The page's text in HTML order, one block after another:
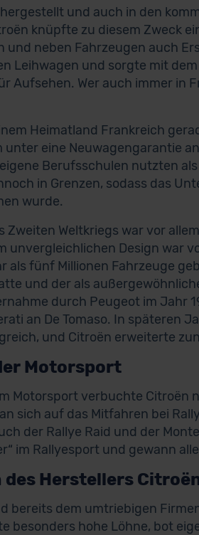
und auch in den
knüpfte zu diesem Zweck
und neben Fahrzeugen auch
Leihwagen und sorgte mit
Aufsehen. Wer auch immer in
Heimatland Frankreich
unter eine Neuwagengarantie
Berufsschulen nutzten
in Grenzen, sodass das
wurde.
Zweiten Weltkriegs war vor
unvergleichlichen Design war
als fünf Millionen Fahrzeuge
und der als
durch Peugeot im Jahr
an De Tomaso. In späteren
und Citroën erweiterte
Motorsport
Motorsport verbuchte Citroën
sich auf das Mitfahren bei
der Rallye Raid und der
im Rallyesport und gewann
Herstellers
bereits dem umtriebigen
besonders hohe Löhne, bot